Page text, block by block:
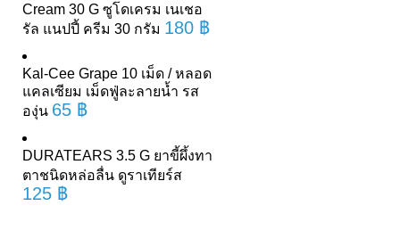
Cream 30 G ซูโดเครม เนเชอ
รัล แนปปี้ ครีม 30 กรัม 180 ฿
Kal-Cee Grape 10 เม็ด / หลอด
แคลเซียม เม็ดฟู่ละลายน้ำ รส
องุ่น 65 ฿
DURATEARS 3.5 G ยาขี้ผึ้งทา
ตาชนิดหล่อลื่น ดูราเทียร์ส
125 ฿